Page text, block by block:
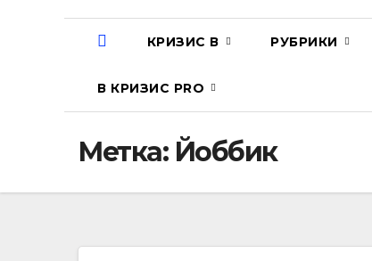
КРИЗИС В РУБРИКИ
В КРИЗИС PRO
Метка: Йоббик